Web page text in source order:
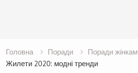
Головна Поради
Поради жінкам
Жилети 2020: модні тренди